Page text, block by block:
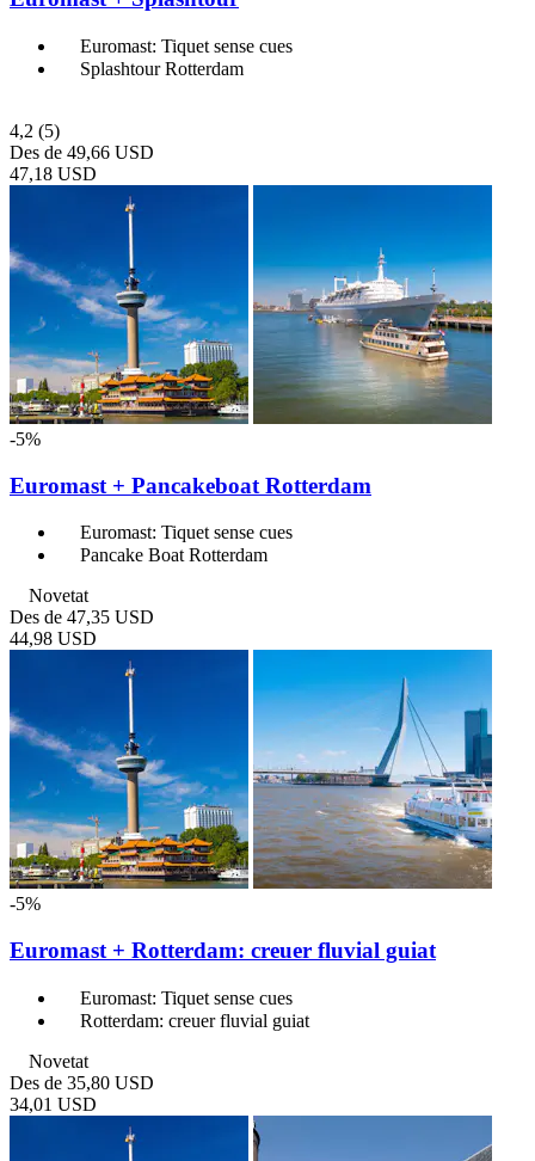
Euromast: Tiquet sense cues
Splashtour Rotterdam
4,2 (5)
Des de 49,66 USD
47,18 USD
-5%
Euromast + Pancakeboat Rotterdam
Euromast: Tiquet sense cues
Pancake Boat Rotterdam
Novetat
Des de 47,35 USD
44,98 USD
-5%
Euromast + Rotterdam: creuer fluvial guiat
Euromast: Tiquet sense cues
Rotterdam: creuer fluvial guiat
Novetat
Des de 35,80 USD
34,01 USD